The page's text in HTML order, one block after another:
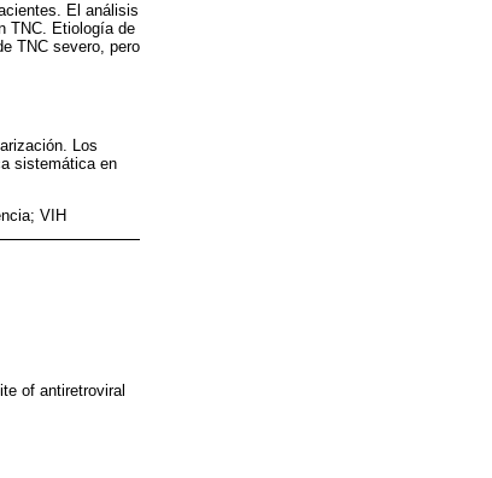
El análisis
TNC. Etiología de
TNC severo, pero
Los
sistemática en
VIH
of antiretroviral